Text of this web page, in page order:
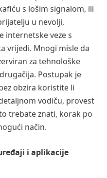
s lošim signalom, ili
u nevolji,
internetske veze s
vrijedi. Mnogi misle da
za tehnološke
Postupak je
obzira koristite li
vodiču, provest
trebate znati, korak po
način.
i aplikacije